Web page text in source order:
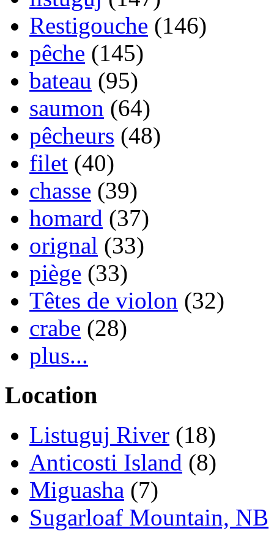
Restigouche (146)
pêche (145)
bateau (95)
saumon (64)
pêcheurs (48)
filet (40)
chasse (39)
homard (37)
orignal (33)
piège (33)
Têtes de violon (32)
crabe (28)
plus...
Location
Listuguj River (18)
Anticosti Island (8)
Miguasha (7)
Sugarloaf Mountain, NB